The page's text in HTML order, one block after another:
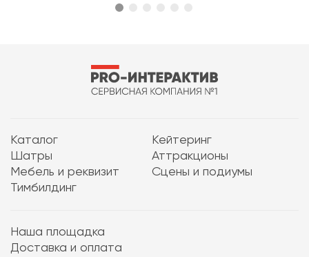
Каталог
Кейтеринг
Шатры
Аттракционы
Мебель и реквизит
Сцены и подиумы
Тимбилдинг
Наша площадка
Доставка и оплата